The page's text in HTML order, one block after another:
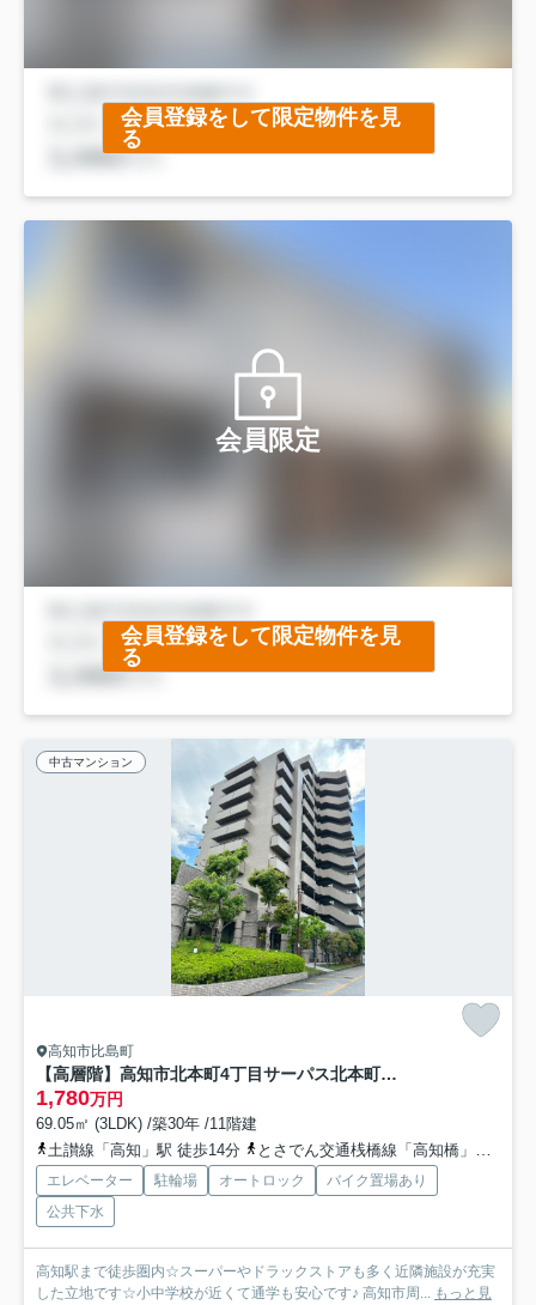
会員登録をして限定物件を見
る
会員限定
会員登録をして限定物件を見
る
中古マンション
高知市比島町
【高層階】高知市北本町4丁目サーパス北本町第2 中古マンション
1,780万円
69.05㎡ (3LDK) /築30年 /11階建
土讃線「高知」駅 徒歩14分
とさでん交通桟橋線「高知橋」駅 徒歩15分
エレベーター 駐輪場 オートロック
バイク置場あり
公共下水
高知駅まで徒歩圏内☆スーパーやドラックストアも多く近隣施設が充実
した立地です☆小中学校が近くて通学も安心です♪ 高知市周... もっと見